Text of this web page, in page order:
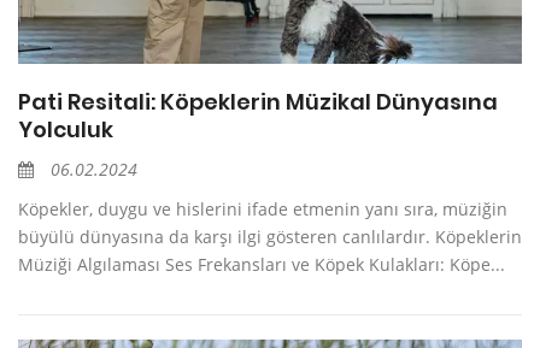
Pati Resitali: Köpeklerin Müzikal Dünyasına
Yolculuk
06.02.2024
Köpekler, duygu ve hislerini ifade etmenin yanı sıra, müziğin
büyülü dünyasına da karşı ilgi gösteren canlılardır. Köpeklerin
Müziği Algılaması Ses Frekansları ve Köpek Kulakları: Köpe...